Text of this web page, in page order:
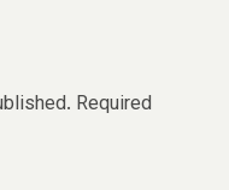
Required